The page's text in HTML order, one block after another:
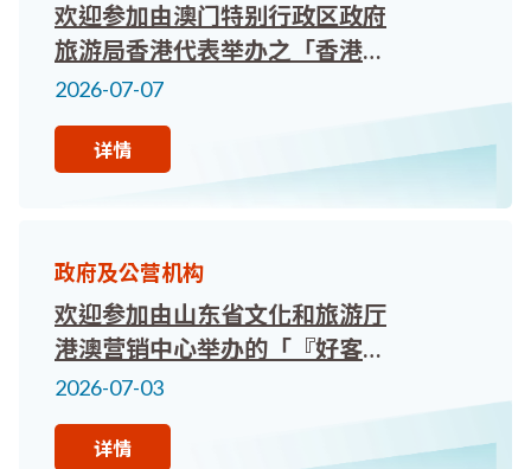
欢迎参加由澳门特别行政区政府
旅游局香港代表举办之「香港及
澳门旅游业界交流会」
2026-07-07
详情
政府及公营机构
欢迎参加由山东省文化和旅游厅
港澳营销中心举办的「『好客山
东．月月精彩』山东全年节庆活
动专题说明会」
2026-07-03
详情